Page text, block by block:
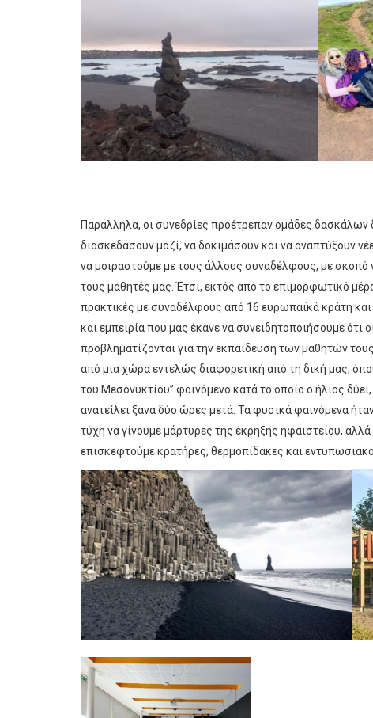
Παράλληλα, οι συνεδρίες προέτρεπαν ομάδες δασκάλων
διασκεδάσουν μαζί, να δοκιμάσουν και να αναπτύξουν
να μοιραστούμε με τους άλλους συναδέλφους, με σκοπό
τους μαθητές μας. Έτσι, εκτός από το επιμορφωτικό
πρακτικές με συναδέλφους από 16 ευρωπαϊκά κράτη
και εμπειρία που μας έκανε να συνειδητοποιήσουμε ότι
προβληματίζονται για την εκπαίδευση των μαθητών
από μια χώρα εντελώς διαφορετική από τη δική μας,
του Μεσονυκτίου” φαινόμενο κατά το οποίο ο ήλιος
ανατείλει ξανά δύο ώρες μετά. Τα φυσικά φαινόμενα
τύχη να γίνουμε μάρτυρες της έκρηξης ηφαιστείου,
επισκεφτούμε κρατήρες, θερμοπίδακες και